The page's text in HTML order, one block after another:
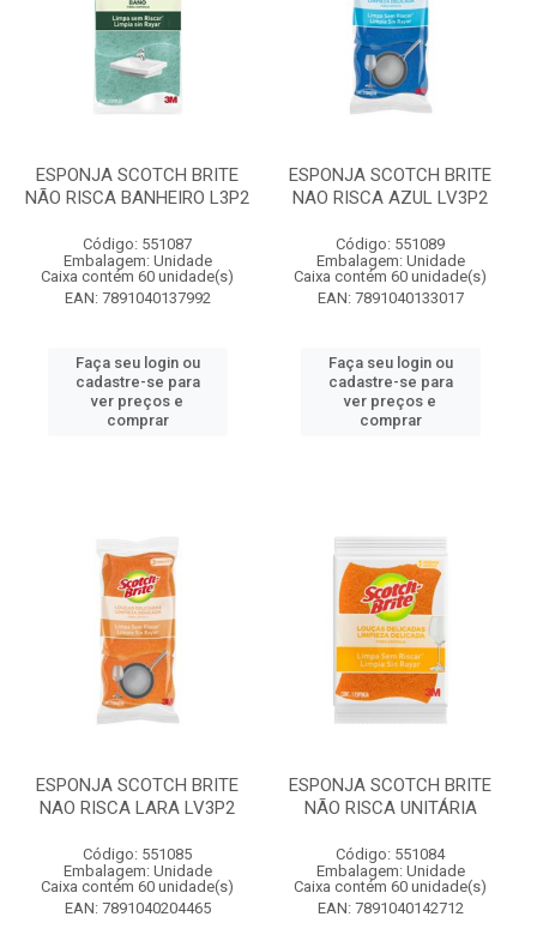
ESPONJA SCOTCH BRITE
NÃO RISCA BANHEIRO L3P2
Código: 551087
Embalagem: Unidade
Caixa contém 60 unidade(s)
EAN: 7891040137992
Faça seu login ou
cadastre-se para
ver preços e
comprar
ESPONJA SCOTCH BRITE
NAO RISCA AZUL LV3P2
Código: 551089
Embalagem: Unidade
Caixa contém 60 unidade(s)
EAN: 7891040133017
Faça seu login ou
cadastre-se para
ver preços e
comprar
ESPONJA SCOTCH BRITE
NAO RISCA LARA LV3P2
Código: 551085
Embalagem: Unidade
Caixa contém 60 unidade(s)
EAN: 7891040204465
ESPONJA SCOTCH BRITE
NÃO RISCA UNITÁRIA
Código: 551084
Embalagem: Unidade
Caixa contém 60 unidade(s)
EAN: 7891040142712